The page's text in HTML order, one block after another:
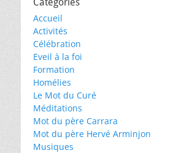
Accueil
Activités
Célébration
Eveil à la foi
Formation
Homélies
Le Mot du Curé
Méditations
Mot du père Carrara
Mot du père Hervé Arminjon
Musiques